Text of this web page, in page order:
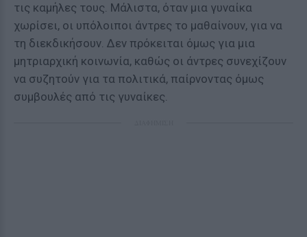
τις καμήλες τους. Μάλιστα, όταν μια γυναίκα
χωρίσει, οι υπόλοιποι άντρες το μαθαίνουν, για να
τη διεκδικήσουν. Δεν πρόκειται όμως για μια
μητριαρχική κοινωνία, καθώς οι άντρες συνεχίζουν
να συζητούν για τα πολιτικά, παίρνοντας όμως
συμβουλές από τις γυναίκες.